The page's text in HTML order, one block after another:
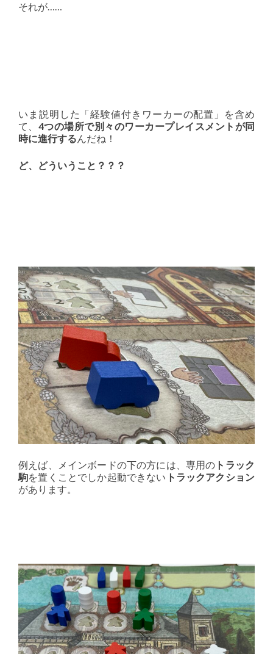
それが……
いま説明した「経験値付きワーカーの配置」を含め
て、 4つの場所で別々のワーカープレイスメントが同
時に進行するんだね！
ど、どういうこと？？？
例えば、メインボードの下の方には、専用の トラック
駒を置くことでしか起動できない トラックアクション
があります。